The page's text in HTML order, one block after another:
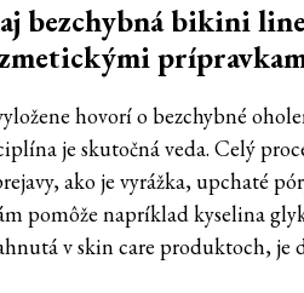
bezchybná bikini
hovorí o bezchybné
je skutočná veda. Celý
ako je vyrážka, upchaté
pomôže napríklad kyselina
v skin care produktoch, je